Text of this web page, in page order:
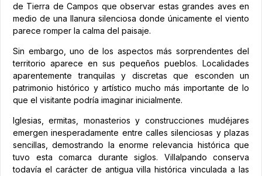
de Tierra de Campos que observar estas grandes aves en
medio de una llanura silenciosa donde únicamente el viento
parece romper la calma del paisaje.
Sin embargo, uno de los aspectos más sorprendentes del
territorio aparece en sus pequeños pueblos. Localidades
aparentemente tranquilas y discretas que esconden un
patrimonio histórico y artístico mucho más importante de lo
que el visitante podría imaginar inicialmente.
Iglesias, ermitas, monasterios y construcciones mudéjares
emergen inesperadamente entre calles silenciosas y plazas
sencillas, demostrando la enorme relevancia histórica que
tuvo esta comarca durante siglos. Villalpando conserva
todavía el carácter de antigua villa histórica vinculada a las